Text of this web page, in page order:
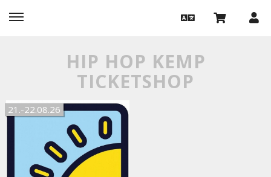
HIP HOP KEMP
TICKETSHOP
21.-22.08.26